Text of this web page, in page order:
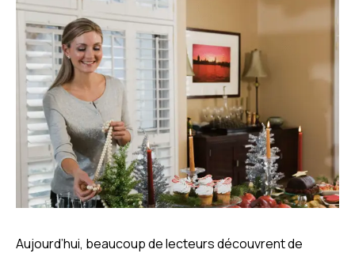
Aujourd’hui, beaucoup de lecteurs découvrent de